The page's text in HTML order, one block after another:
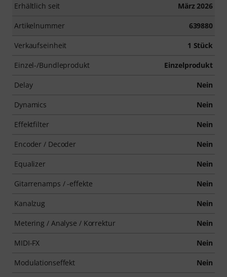
Erhältlich seit März 2026
Artikelnummer 639880
Verkaufseinheit 1 Stück
Einzel-/Bundleprodukt Einzelprodukt
Delay Nein
Dynamics Nein
Effektfilter Nein
Encoder / Decoder Nein
Equalizer Nein
Gitarrenamps / -effekte Nein
Kanalzug Nein
Metering / Analyse / Korrektur Nein
MIDI-FX Nein
Modulationseffekt Nein